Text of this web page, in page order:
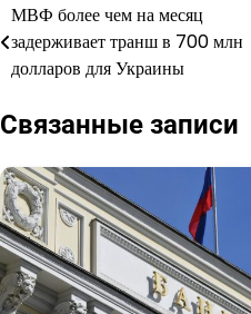
Навигация
по
МВФ более чем на месяц
задерживает транш в 700 млн
долларов для Украины
Связанные записи